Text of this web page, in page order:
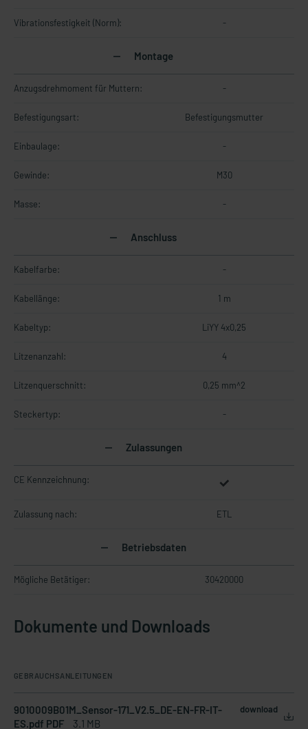
Vibrationsfestigkeit (Norm): -
Montage
Anzugsdrehmoment für Muttern: -
Befestigungsart: Befestigungsmutter
Einbaulage: -
Gewinde: M30
Masse: -
Anschluss
Kabelfarbe: -
Kabellänge: 1 m
Kabeltyp: LiYY 4x0,25
Litzenanzahl: 4
Litzenquerschnitt: 0,25 mm^2
Steckertyp: -
Zulassungen
CE Kennzeichnung:
Zulassung nach: ETL
Betriebsdaten
Mögliche Betätiger: 30420000
Dokumente und Downloads
GEBRAUCHSANLEITUNGEN
9010009B01M_Sensor-171_V2.5_DE-EN-FR-IT-
ES.pdf PDF
3.1 MB
download